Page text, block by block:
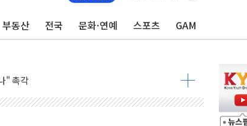
부동산 전국 문화·연예 스포츠 GAM
제동
스톱'… 美 해상봉쇄 영향
도체주 '활짝'
…나스닥 선물 1%대 상승